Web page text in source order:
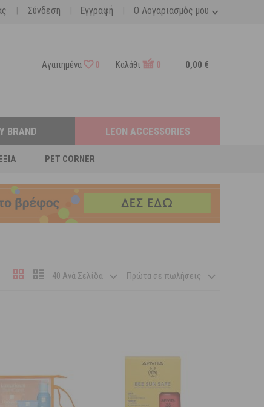
Ο Λογαριασμός μου
| Σύνδεση | Εγγραφή |
Αγαπημένα 0 Καλάθι 0 0,00 €
PET CORNER
BRAND LEON ACCESSORIES
Πρώτα σε πωλήσεις
40 Ανά Σελίδα